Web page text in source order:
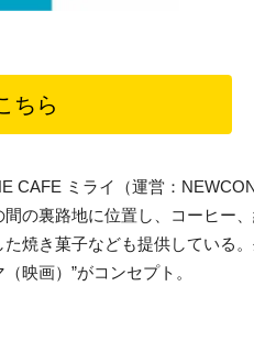
ちら
CAFE ミライ（運営：
の裏路地に位置し、コーヒー、
焼き菓子なども提供している
映画）”がコンセプト。